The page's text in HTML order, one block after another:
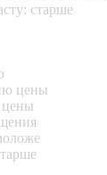
старше
цены